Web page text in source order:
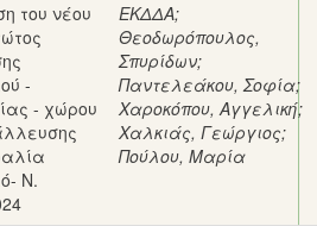
του νέου
-
- χώρου
Ν.
ΕΚΔΔΑ;
Θεοδωρόπουλος,
Σπυρίδων;
Παντελεάκου, Σοφία;
Χαροκόπου, Αγγελική;
Χαλκιάς, Γεώργιος;
Πούλου, Μαρία